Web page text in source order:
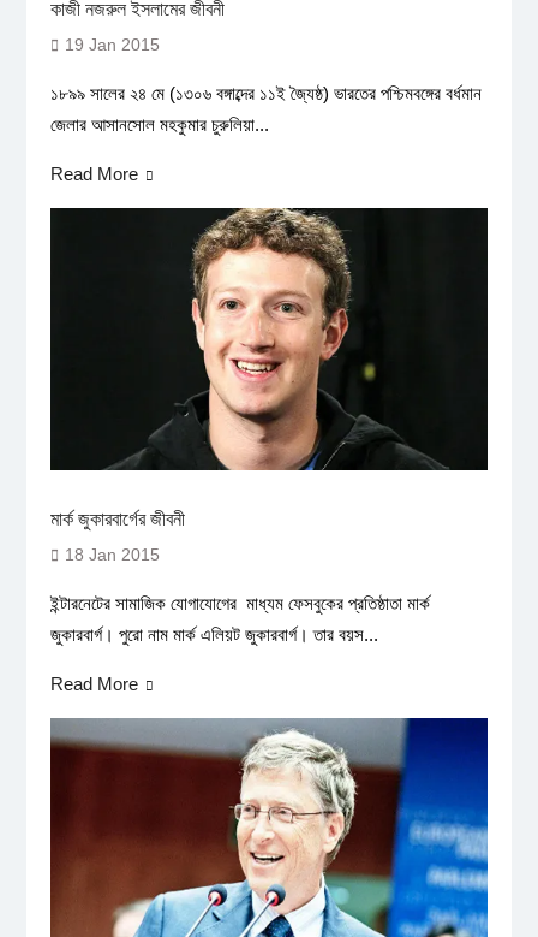
কাজী নজরুল ইসলামের জীবনী
19 Jan 2015
১৮৯৯ সালের ২৪ মে (১৩০৬ বঙ্গাব্দের ১১ই জ্যৈষ্ঠ) ভারতের পশ্চিমবঙ্গের বর্ধমান
জেলার আসানসোল মহকুমার চুরুলিয়া...
Read More
মার্ক জুকারবার্গের জীবনী
18 Jan 2015
ইন্টারনেটের সামাজিক যোগাযোগের মাধ্যম ফেসবুকের প্রতিষ্ঠাতা মার্ক
জুকারবার্গ। পুরো নাম মার্ক এলিয়ট জুকারবার্গ। তার বয়স...
Read More